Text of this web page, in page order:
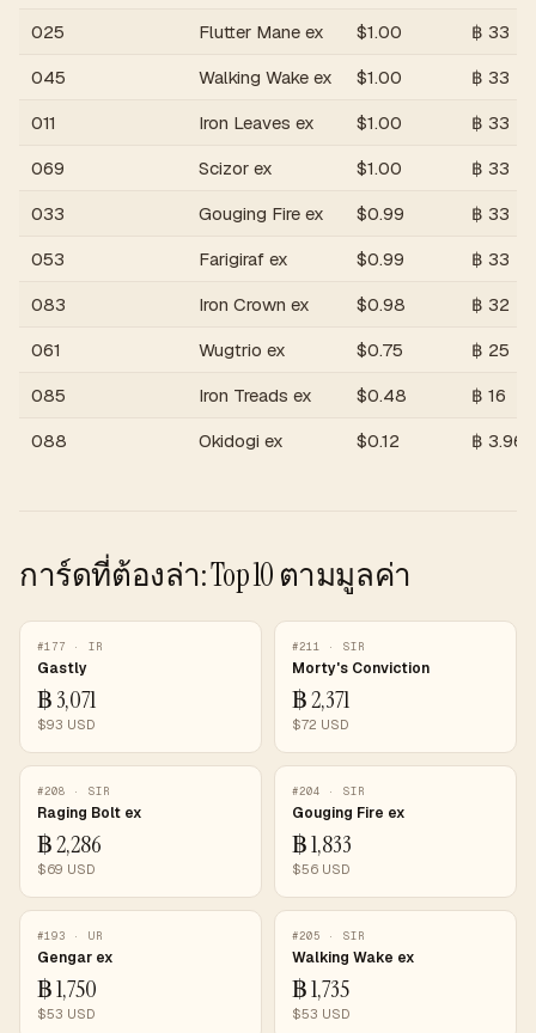
025 Flutter Mane ex $1.00 ฿ 33
045
Walking Wake ex $1.00 ฿ 33
011
Iron Leaves ex $1.00 ฿ 33
069
Scizor ex $1.00 ฿ 33
033
Gouging Fire ex $0.99 ฿ 33
053
Farigiraf ex $0.99 ฿ 33
083
Iron Crown ex $0.98 ฿ 32
061
Wugtrio ex $0.75 ฿ 25
085
Iron Treads ex $0.48 ฿ 16
088
Okidogi ex $0.12 ฿ 3.96
การ์ดที่ต้องล่า: Top 10 ตามมูลค่า
#177 · IR
Gastly
฿3,071
$93 USD
#211 · SIR
Morty's Conviction
฿2,371
$72 USD
#208 · SIR
Raging Bolt ex
฿2,286
$69 USD
#204 · SIR
Gouging Fire ex
฿1,833
$56 USD
#193 · UR
Gengar ex
฿1,750
$53 USD
#205 · SIR
Walking Wake ex
฿1,735
$53 USD